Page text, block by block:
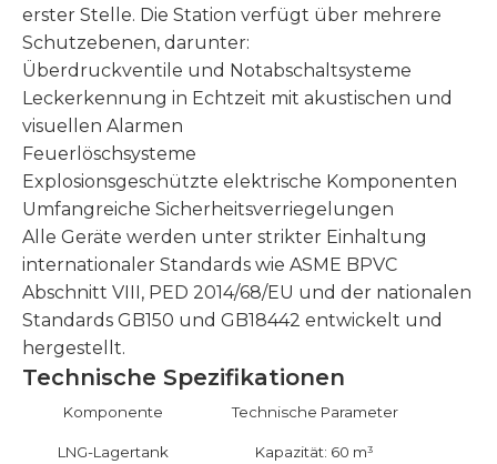
erster Stelle. Die Station verfügt über mehrere
Schutzebenen, darunter:
Überdruckventile und Notabschaltsysteme
Leckerkennung in Echtzeit mit akustischen und
visuellen Alarmen
Feuerlöschsysteme
Explosionsgeschützte elektrische Komponenten
Umfangreiche Sicherheitsverriegelungen
Alle Geräte werden unter strikter Einhaltung
internationaler Standards wie ASME BPVC
Abschnitt VIII, PED 2014/68/EU und der nationalen
Standards GB150 und GB18442 entwickelt und
hergestellt.
Technische Spezifikationen
Komponente Technische Parameter
LNG-Lagertank
Kapazität: 60 m³